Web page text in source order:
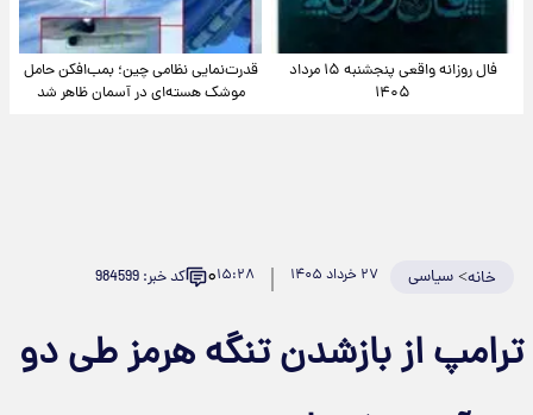
فال روزانه واقعی پنجشنبه ۱۵ مرداد
۱۴۰۵
قدرت‌نمایی نظامی چین؛ بمب‌افکن حامل
موشک هسته‌ای در آسمان ظاهر شد
خانه>سیاسی ۲۷ خرداد ۱۴۰۵ ۱۵:۲۸۰ کد خبر: 984599
ترامپ از بازشدن تنگه هرمز طی دو